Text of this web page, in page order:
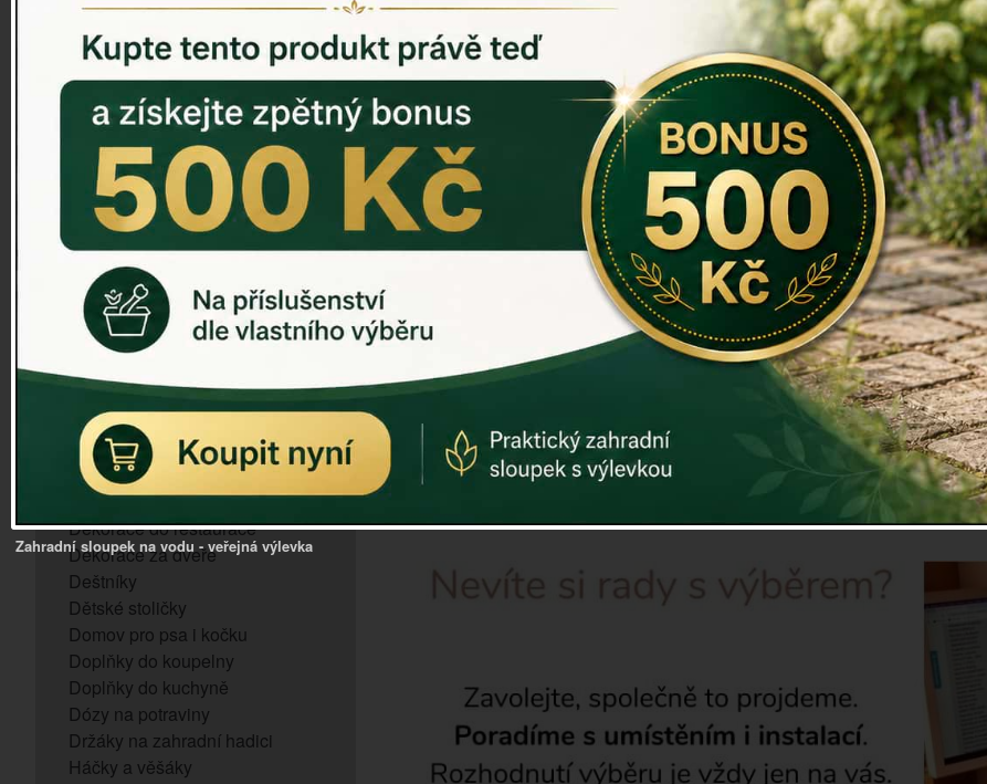
DEKORACE NA HROB
RETRO KONZOLE
Domovní čísla - litina
DEKORACE NA ZEĎ
ZVONKOHRA
ZVONY A ZVONKY
PTAČÍ KRMÍTKA
SLUNEČNÍ HODINY
Dózy na brambory a zeleninu
VÝPRODEJ - poslední kusy
Andělé, něžné sošky
Aroma lampy
Buddha soška
BUDKY PRO SÝKORKY
Budky pro vrabce
Bytový textil
Dárky pro muže
Dekorace do bytu
Dekorace do restaurace
Dekorace za dveře
Deštníky
Dětské stoličky
Domov pro psa i kočku
Doplňky do koupelny
Doplňky do kuchyně
Dózy na potraviny
Držáky na zahradní hadici
Háčky a věšáky
Rozměr v
Materiál:
Záruka: 2
Kód:
Další
Cena:
Skladem
Doručíme
ks
Zahradní sloupek na vodu - veřejná výlevka